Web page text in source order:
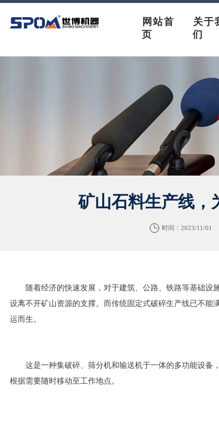
网站首
页
关于
们
矿山石料生产线，
时间：2023/11/01
随着经济的快速发展，对于建筑、公路、铁路等基础设
设离不开矿山资源的支撑。而传统固定式破碎生产线已不能
运而生。
这是一种集破碎、筛分机和输送机于一体的多功能设备
根据需要随时移动至工作地点。